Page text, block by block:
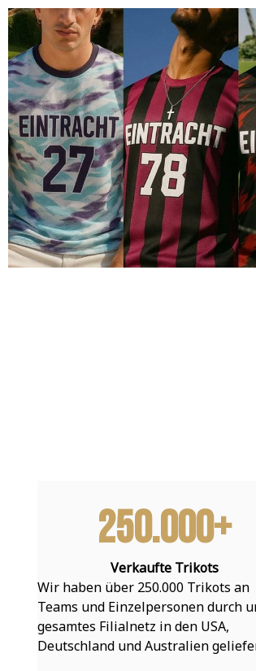
250.000+
Verkaufte Trikots
Wir haben über 250.000 Trikots an
Teams und Einzelpersonen durch
gesamtes Filialnetz in den USA,
Deutschland und Australien